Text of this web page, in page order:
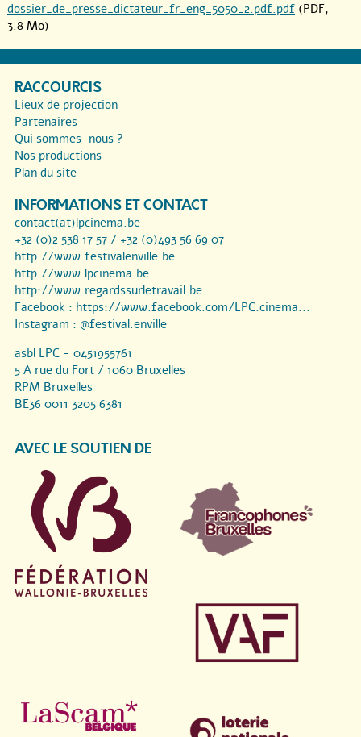
dossier_de_presse_dictateur_fr_eng_5050_2.pdf.pdf (PDF,
3.8 Mo)
RACCOURCIS
Lieux de projection
Partenaires
Qui sommes-nous ?
Nos productions
Plan du site
INFORMATIONS ET CONTACT
contact(at)lpcinema.be
+32 (0)2 538 17 57 / +32 (0)493 56 69 07
http://www.festivalenville.be
http://www.lpcinema.be
http://www.regardssurletravail.be
Facebook : https://www.facebook.com/LPC.cinema...
Instagram : @festival.enville
asbl LPC - 0451955761
5 A rue du Fort / 1060 Bruxelles
RPM Bruxelles
BE36 0011 3205 6381
AVEC LE SOUTIEN DE